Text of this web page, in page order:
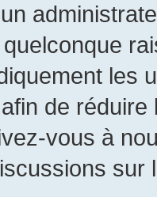
les
de
vous à
sur